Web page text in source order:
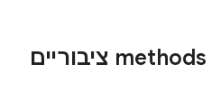
‫methods ציבוריים